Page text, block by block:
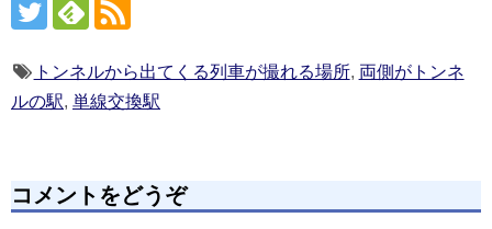
トンネルから出てくる列車が撮れる場所, 両側がトンネ
ルの駅, 単線交換駅
コメントをどうぞ